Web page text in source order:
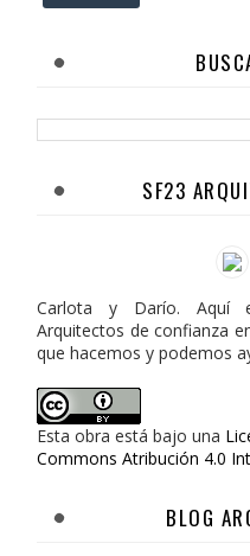
SF23
Carlota y Darío. Aquí
Arquitectos de confianza
que hacemos y podemos
Esta obra está bajo una
Commons Atribución 4.0
BLOG